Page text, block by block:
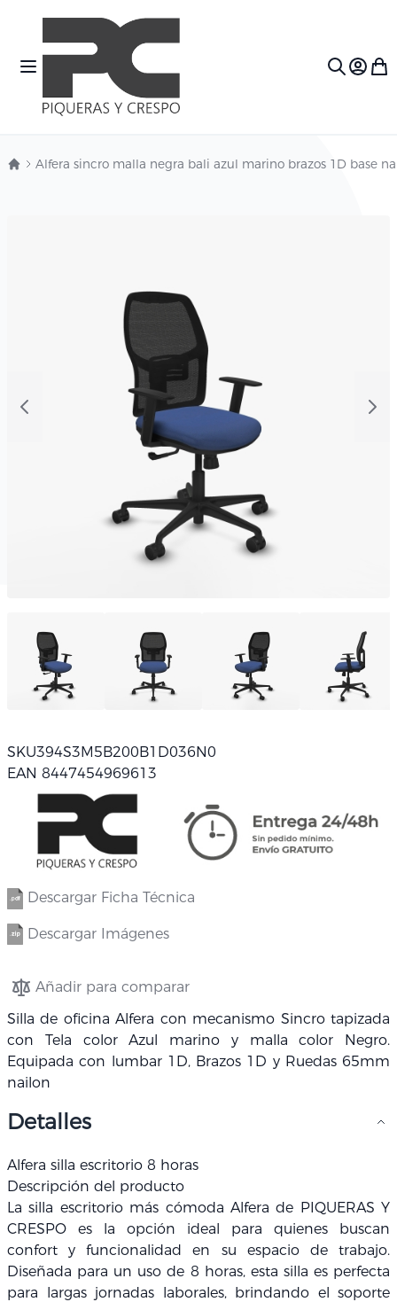
Toggle Nav Mi
Alfera sincro malla negra bali azul marino brazos 1D base
SKU394S3M5B200B1D036N0
EAN 8447454969613
Descargar Ficha Técnica
Descargar Imágenes
Añadir para comparar
Silla de oficina Alfera con mecanismo Sincro tapizada
con Tela color Azul marino y malla color Negro.
Equipada con lumbar 1D, Brazos 1D y Ruedas 65mm
nailon
Detalles
Alfera silla escritorio 8 horas
Descripción del producto
Lasilla escritorio más cómoda Alfera de PIQUERAS Y
CRESPO es la opción ideal para quienes buscan
confort y funcionalidad en su espacio de trabajo.
Diseñada para un uso de 8 horas, esta silla es perfecta
para largas jornadas laborales, brindando el soporte